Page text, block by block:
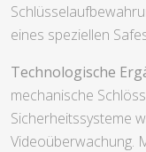
eines speziellen
Technologische
mechanische
Sicherheitssysteme
Videoüberwachung.